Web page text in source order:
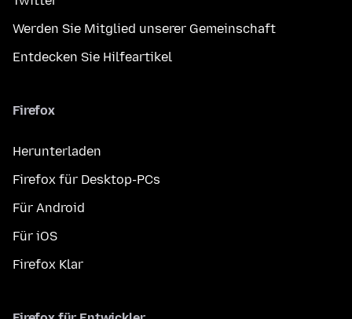
Werden Sie Mitglied unserer Gemeinschaft
Entdecken Sie Hilfeartikel
Firefox
Herunterladen
Firefox für Desktop-PCs
Für Android
Für iOS
Firefox Klar